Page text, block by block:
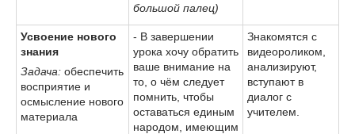
большой палец)
Усвоение нового
знания
Задача: обеспечить
восприятие и
осмысление нового
материала
- В завершении
урока хочу обратить
ваше внимание на
то, о чём следует
помнить, чтобы
оставаться единым
народом, имеющим
Знакомятся с
видеороликом,
анализируют,
вступают в
диалог с
учителем.